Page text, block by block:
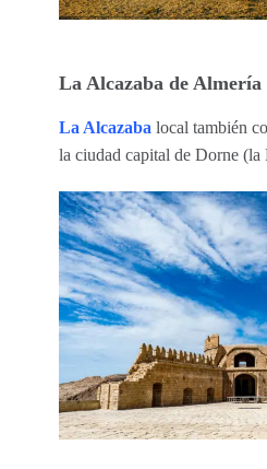
La Alcazaba de Almería
La Alcazaba local también
la ciudad capital de Dorne (la